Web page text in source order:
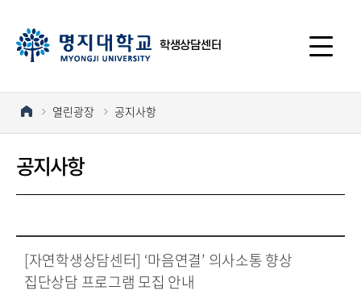
학생상담센터
열린광장 공지사항
공지사항
[자연학생상담센터] ‘마음연결’ 의사소통 향상
집단상담 프로그램 모집 안내